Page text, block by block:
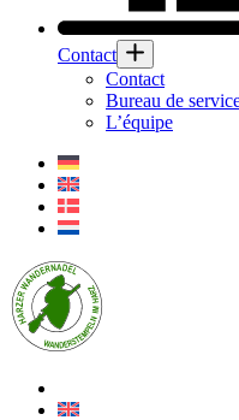
Contact
Contact
Bureau de
L’équipe